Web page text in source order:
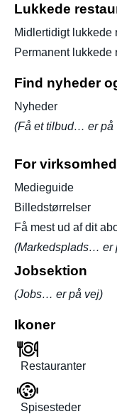
Lukkede
Midlertidigt lukkede
Permanent lukkede
Find nyheder
Nyheder
(Få et tilbud… er på
For
Medieguide
Billedstørrelser
Få mest ud af dit
(Markedsplads… er
Jobsektion
(Jobs… er på vej)
Ikoner
Restauranter
Spisesteder